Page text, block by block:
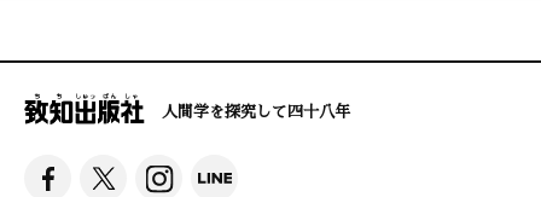
人間学を探究して四十八年